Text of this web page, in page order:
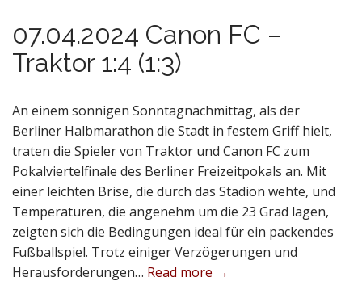
07.04.2024 Canon FC –
Traktor 1:4 (1:3)
An einem sonnigen Sonntagnachmittag, als der
Berliner Halbmarathon die Stadt in festem Griff hielt,
traten die Spieler von Traktor und Canon FC zum
Pokalviertelfinale des Berliner Freizeitpokals an. Mit
einer leichten Brise, die durch das Stadion wehte, und
Temperaturen, die angenehm um die 23 Grad lagen,
zeigten sich die Bedingungen ideal für ein packendes
Fußballspiel. Trotz einiger Verzögerungen und
Herausforderungen… Read more →